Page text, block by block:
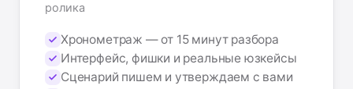
ролика
Хронометраж — от 15 минут разбора
Интерфейс, фишки и реальные юзкейсы
Сценарий пишем и утверждаем с вами